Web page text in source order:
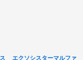
エクソシスターマルファ